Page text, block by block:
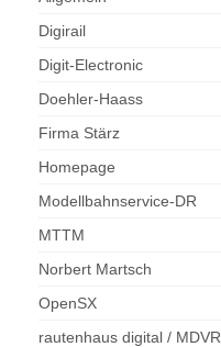
Digirail
Digit-Electronic
Doehler-Haass
Firma Stärz
Homepage
Modellbahnservice-DR
MTTM
Norbert Martsch
OpenSX
rautenhaus digital / MDVR